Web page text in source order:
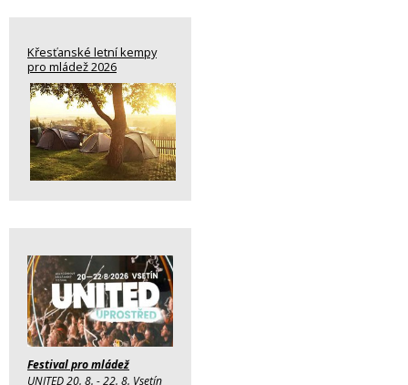
Křesťanské letní kempy
pro mládež 2026
Festival pro mládež
UNITED 20. 8. - 22. 8. Vsetín